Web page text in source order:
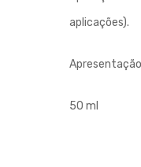
aplicações).
Apresentação
50 ml